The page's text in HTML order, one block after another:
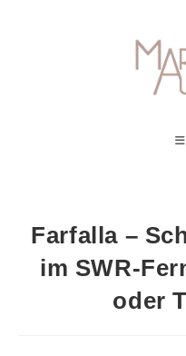
Farfalla –
im SWR-
oder